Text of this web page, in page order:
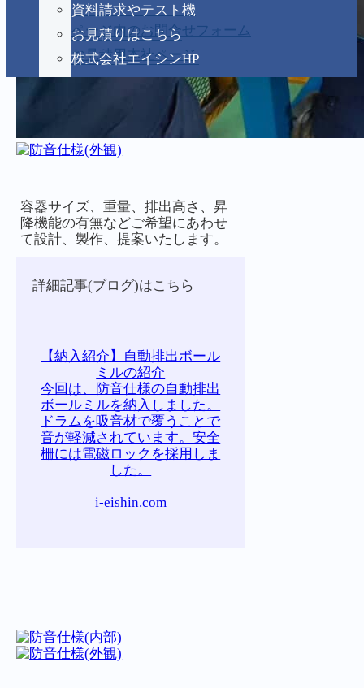
資料請求やテスト機
ページ内のお問合せフォーム
お見積りはこちら
お見積用本社ページ
株式会社エイシンHP
容器サイズ、重量、排出高さ、昇
降機能の有無などご希望にあわせ
て設計、製作、提案いたします。
詳細記事(ブログ)はこちら
【納入紹介】自動排出ボール
ミルの紹介
今回は、防音仕様の自動排出
ボールミルを納入しました。
ドラムを吸音材で覆うことで
音が軽減されています。安全
柵には電磁ロックを採用しま
した。
i-eishin.com